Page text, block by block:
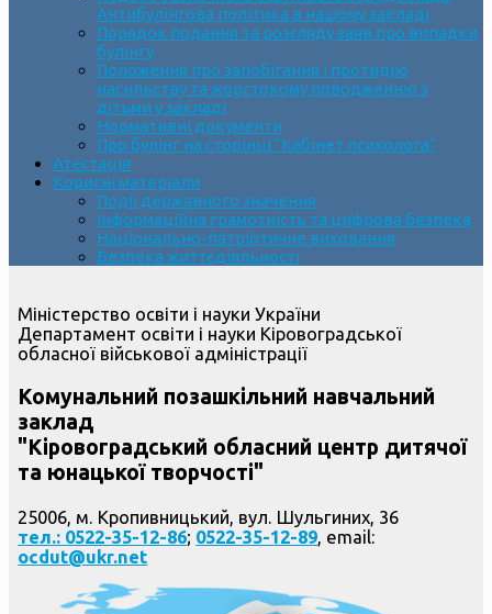
Антибулінгова політика в нашому закладі
Порядок подання та розгляду заяв про випадки
булінгу
Положення про запобігання і протидію
насильству та жорстокому поводженню з
дітьми у закладі
Нормативні документи
Про булінг на сторінці “Кабінет психолога”
Атестація
Корисні матеріали
Події державного значення
Інформаційна грамотність та цифрова безпека
Національно-патріотичне виховання
Безпека життєдіяльності
Міністерство освіти і науки України
Департамент освіти і науки Кіровоградської
обласної військової адміністрації
Комунальний позашкільний навчальний
заклад
"Кіровоградський обласний центр дитячої
та юнацької творчості"
25006, м. Кропивницький, вул. Шульгиних, 36
тел.: 0522-35-12-86; 0522-35-12-89, email:
ocdut@ukr.net